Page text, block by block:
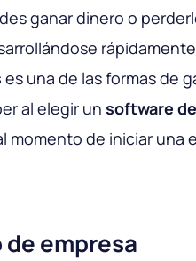
ganar dinero o
es una de las formas de
al elegir un software
momento de iniciar una
empresa